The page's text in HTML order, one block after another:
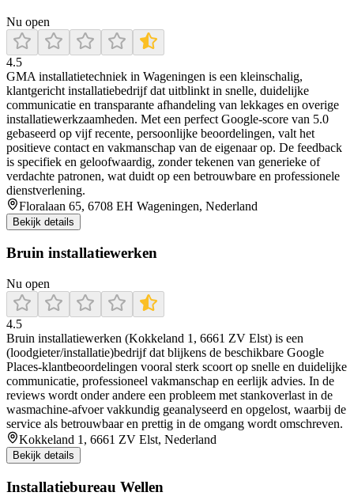
Nu open
4.5
GMA installatietechniek in Wageningen is een kleinschalig,
klantgericht installatiebedrijf dat uitblinkt in snelle, duidelijke
communicatie en transparante afhandeling van lekkages en overige
installatiewerkzaamheden. Met een perfect Google-score van 5.0
gebaseerd op vijf recente, persoonlijke beoordelingen, valt het
positieve contact en vakmanschap van de eigenaar op. De feedback
is specifiek en geloofwaardig, zonder tekenen van generieke of
verdachte patronen, wat duidt op een betrouwbare en professionele
dienstverlening.
Floralaan 65, 6708 EH Wageningen, Nederland
Bekijk details
Bruin installatiewerken
Nu open
4.5
Bruin installatiewerken (Kokkeland 1, 6661 ZV Elst) is een
(loodgieter/installatie)bedrijf dat blijkens de beschikbare Google
Places-klantbeoordelingen vooral sterk scoort op snelle en duidelijke
communicatie, professioneel vakmanschap en eerlijk advies. In de
reviews wordt onder andere een probleem met stankoverlast in de
wasmachine-afvoer vakkundig geanalyseerd en opgelost, waarbij de
service als betrouwbaar en prettig in de omgang wordt omschreven.
Kokkeland 1, 6661 ZV Elst, Nederland
Bekijk details
Installatiebureau Wellen